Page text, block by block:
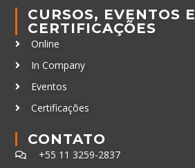
CURSOS, EVENTOS E
CERTIFICAÇÕES
Online
In Company
Eventos
Certificações
CONTATO
+55 11 3259-2837